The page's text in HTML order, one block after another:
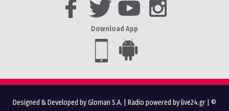
Download App
Designed & Developed by Gloman S.A. Radio powered by live24.gr | ©